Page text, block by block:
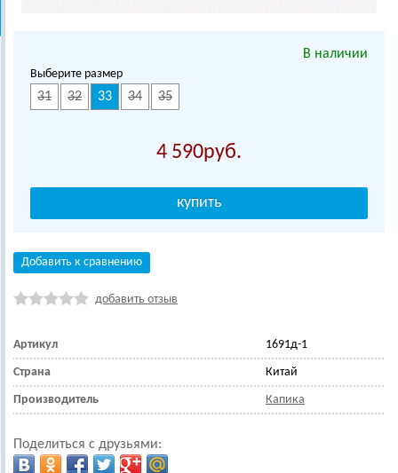
В наличии
Выберите размер
31 32 33 34 35
4 590
Добавить к сравнению
добавить отзыв
Артикул 1691д-1
Страна Китай
Производитель Капика
Поделиться с друзьями: